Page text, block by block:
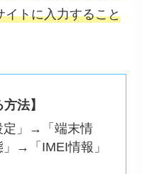
イトに入力すること
法】
定」→「端末情
→「IMEI情報」